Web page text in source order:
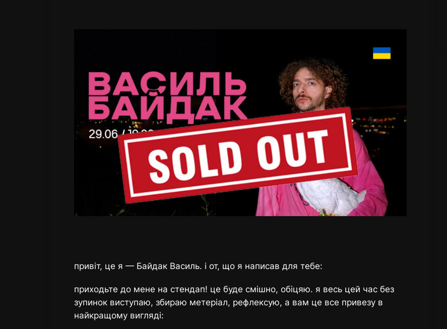
привіт, це я — Байдак Василь. і от, що я написав для тебе:
приходьте до мене на стендап! це буде смішно, обіцяю. я весь цей час без
зупинок виступаю, збираю метеріал, рефлексую, а вам це все привезу в
найкращому вигляді: